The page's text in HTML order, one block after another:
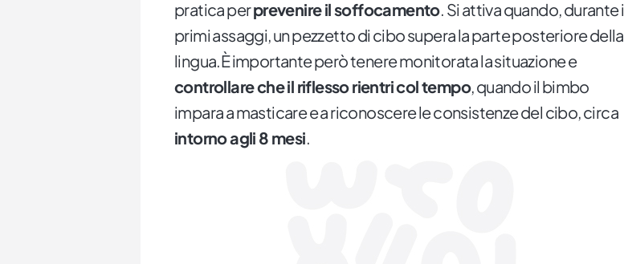
pratica perprevenire il soffocamento. Si attiva quando, durante i
primi assaggi, un pezzetto di cibo supera la parte posteriore della
lingua.È importante però tenere monitorata la situazione e
controllare che il riflesso rientri col tempo, quando il bimbo
impara a masticare e a riconoscere le consistenze del cibo, circa
intorno agli 8 mesi.